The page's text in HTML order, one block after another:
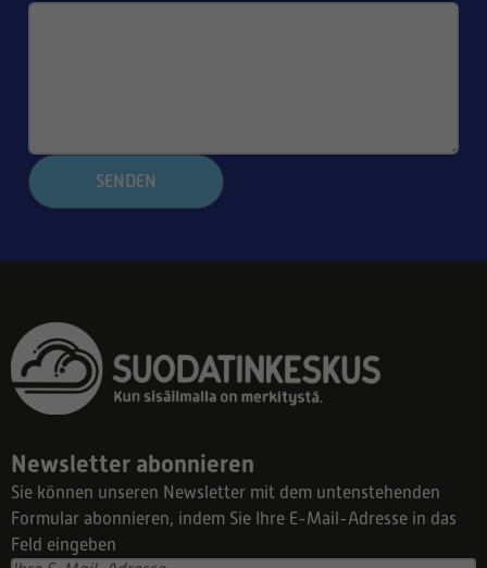
SENDEN
Newsletter abonnieren
Sie können unseren Newsletter mit dem untenstehenden
Formular abonnieren, indem Sie Ihre E-Mail-Adresse in das
Feld eingeben